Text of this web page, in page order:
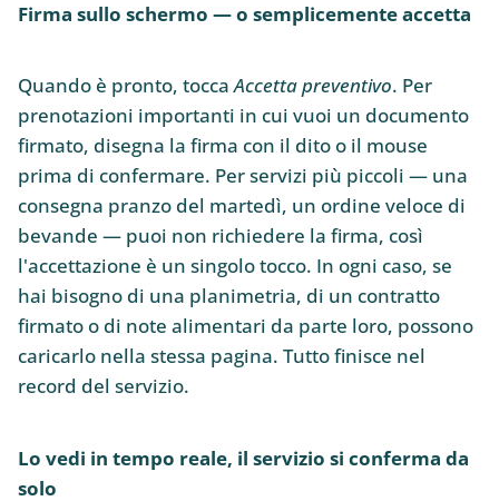
Firma sullo schermo — o semplicemente accetta
Quando è pronto, toccaAccetta preventivo. Per
prenotazioni importanti in cui vuoi un documento
firmato, disegna la firma con il dito o il mouse
prima di confermare. Per servizi più piccoli — una
consegna pranzo del martedì, un ordine veloce di
bevande — puoi non richiedere la firma, così
l'accettazione è un singolo tocco. In ogni caso, se
hai bisogno di una planimetria, di un contratto
firmato o di note alimentari da parte loro, possono
caricarlo nella stessa pagina. Tutto finisce nel
record del servizio.
Lo vedi in tempo reale, il servizio si conferma da
solo